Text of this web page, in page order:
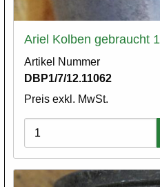
Ariel Kolben gebraucht
Artikel Nummer
DBP1/7/12.11062
Preis exkl. MwSt.
Varianten